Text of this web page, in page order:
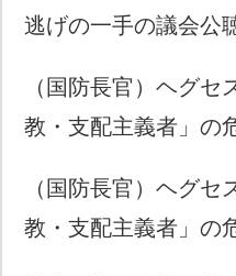
逃げの一手の議会公
（国防長官）ヘグセ
教・支配主義者」の
（国防長官）ヘグセ
教・支配主義者」の